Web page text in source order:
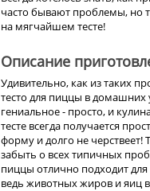
часто бывают проблемы, но
на мягчайшем тесте!
Описание
Удивительно, как из таких
тесто для пиццы в домашних
гениальное - просто, и
тесте всегда получается
форму и долго не черствеет!
забыть о всех типичных
пиццы отлично подходит
ведь животных жиров и яиц